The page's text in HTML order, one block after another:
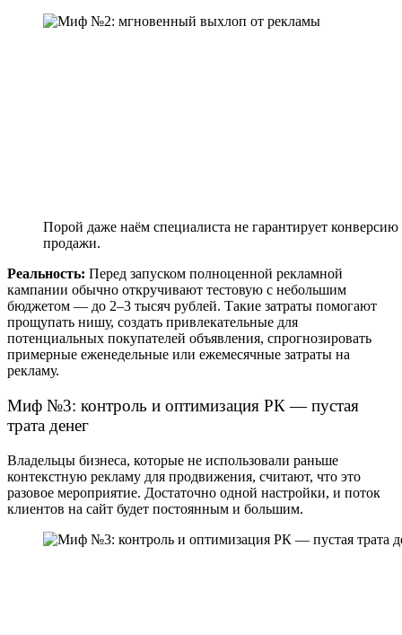
Порой даже наём специалиста не гарантирует
продажи.
Реальность: Перед запуском полноценной рекламной
кампании обычно откручивают тестовую с небольшим
бюджетом — до 2–3 тысяч рублей. Такие затраты помогают
прощупать нишу, создать привлекательные для
потенциальных покупателей объявления, спрогнозировать
примерные еженедельные или ежемесячные затраты на
рекламу.
Миф №3: контроль и оптимизация РК — пустая
трата денег
Владельцы бизнеса, которые не использовали раньше
контекстную рекламу для продвижения, считают, что это
разовое мероприятие. Достаточно одной настройки, и поток
клиентов на сайт будет постоянным и большим.